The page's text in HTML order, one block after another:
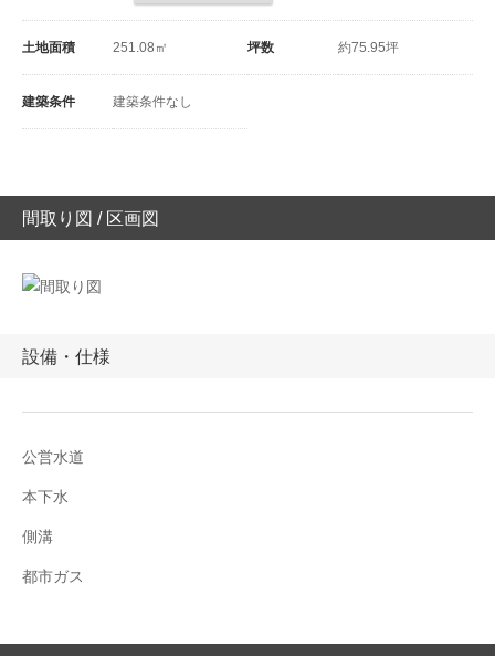
土地面積 251.08㎡ 坪数 約75.95坪
建築条件 建築条件なし
間取り図 / 区画図
設備・仕様
公営水道
本下水
側溝
都市ガス